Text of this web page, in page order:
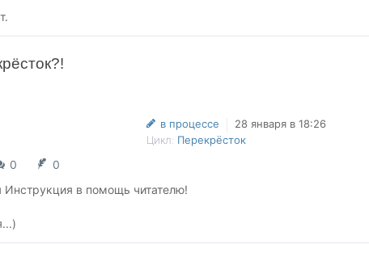
в процессе
28 января в 18:26
Цикл: Перекрёсток
0
0
в помощь читателю!